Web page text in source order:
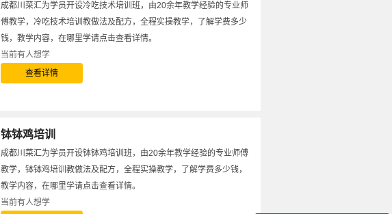
成都川菜汇为学员开设冷吃技术培训班，由20余年教学经验的专业师
傅教学，冷吃技术培训教做法及配方，全程实操教学，了解学费多少
钱，教学内容，在哪里学请点击查看详情。
当前有人想学
查看详情
钵钵鸡培训
成都川菜汇为学员开设钵钵鸡培训班，由20余年教学经验的专业师傅
教学，钵钵鸡培训教做法及配方，全程实操教学，了解学费多少钱，
教学内容，在哪里学请点击查看详情。
当前有人想学